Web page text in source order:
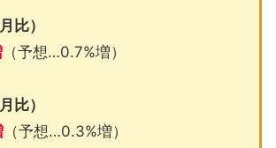
比）
（予想…0.7%増）
比）
（予想…0.3%増）